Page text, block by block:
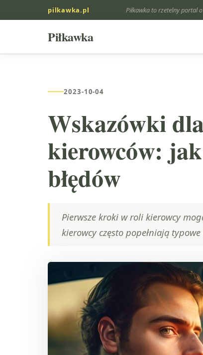
pilkawka.pl Piłkawka to rzetelny portal
Piłkawka
2023-10-04
Wskazówki
kierowców:
błędów
Pierwsze kroki w roli kierowcy
kierowcy często popełniają